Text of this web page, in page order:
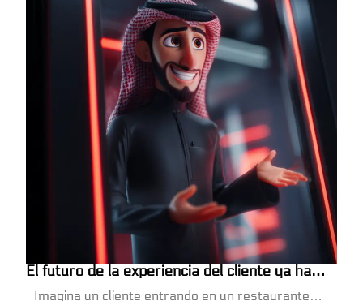
El futuro de la experiencia del cliente ya ha
Imagina un cliente entrando en un restaurante…